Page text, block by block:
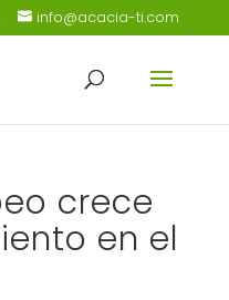
info@acacia-ti.com
crece
en el